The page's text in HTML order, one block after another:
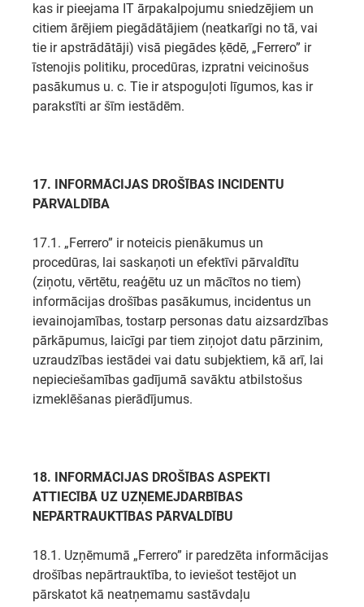
kas ir pieejama IT ārpakalpojumu sniedzējiem un
citiem ārējiem piegādātājiem (neatkarīgi no tā, vai
tie ir apstrādātāji) visā piegādes ķēdē, „Ferrero” ir
īstenojis politiku, procedūras, izpratni veicinošus
pasākumus u. c. Tie ir atspoguļoti līgumos, kas ir
parakstīti ar šīm iestādēm.
17. INFORMĀCIJAS DROŠĪBAS INCIDENTU
PĀRVALDĪBA
17.1. „Ferrero” ir noteicis pienākumus un
procedūras, lai saskaņoti un efektīvi pārvaldītu
(ziņotu, vērtētu, reaģētu uz un mācītos no tiem)
informācijas drošības pasākumus, incidentus un
ievainojamības, tostarp personas datu aizsardzības
pārkāpumus, laicīgi par tiem ziņojot datu pārzinim,
uzraudzības iestādei vai datu subjektiem, kā arī, lai
nepieciešamības gadījumā savāktu atbilstošus
izmeklēšanas pierādījumus.
18. INFORMĀCIJAS DROŠĪBAS ASPEKTI
ATTIECĪBĀ UZ UZŅĒMĒJDARBĪBAS
NEPĀRTRAUKTĪBAS PĀRVALDĪBU
18.1. Uzņēmumā „Ferrero” ir paredzēta informācijas
drošības nepārtrauktība, to ieviešot testējot un
pārskatot kā neatņemamu sastāvdaļu